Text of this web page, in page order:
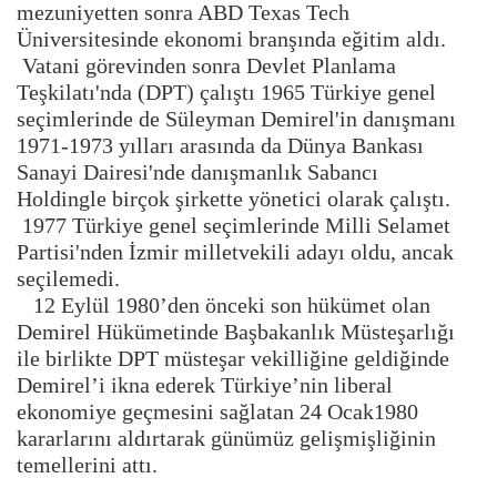
mezuniyetten sonra ABD Texas Tech
Üniversitesinde ekonomi branşında eğitim aldı.
Vatani görevinden sonra Devlet Planlama
Teşkilatı'nda (DPT) çalıştı 1965 Türkiye genel
seçimlerinde de Süleyman Demirel'in danışmanı
1971-1973 yılları arasında da Dünya Bankası
Sanayi Dairesi'nde danışmanlık Sabancı
Holdingle birçok şirkette yönetici olarak çalıştı.
1977 Türkiye genel seçimlerinde Milli Selamet
Partisi'nden İzmir milletvekili adayı oldu, ancak
seçilemedi.
12 Eylül 1980’den önceki son hükümet olan
Demirel Hükümetinde Başbakanlık Müsteşarlığı
ile birlikte DPT müsteşar vekilliğine geldiğinde
Demirel’i ikna ederek Türkiye’nin liberal
ekonomiye geçmesini sağlatan 24 Ocak1980
kararlarını aldırtarak günümüz gelişmişliğinin
temellerini attı.